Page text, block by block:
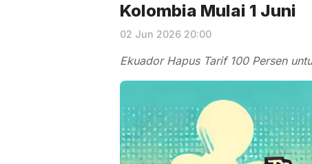
Kolombia Mulai 1 Juni
02 Jun 2026 20:00
Ekuador Hapus Tarif 100 Persen